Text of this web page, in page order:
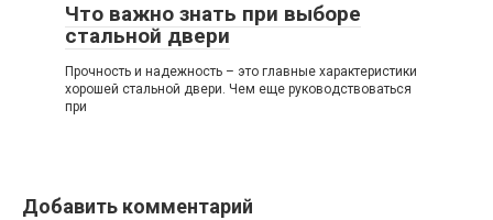
Что важно знать при выборе
стальной двери
Прочность и надежность – это главные характеристики
хорошей стальной двери. Чем еще руководствоваться
при
Добавить комментарий